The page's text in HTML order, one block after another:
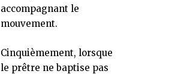
accompagnant le
mouvement.
Cinquièmement, lorsque
le prêtre ne baptise pas